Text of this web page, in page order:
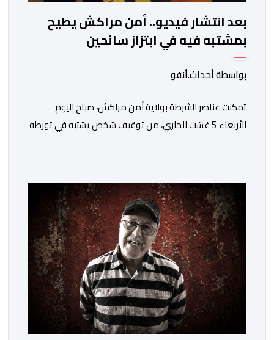
بعد انتشار فيديو.. أمن مراكش يطيح
بمشتبه فيه في ابتزاز سائحين
بواسطة أحداث.أنفو
تمكنت عناصر الشرطة بولاية أمن مراكش، صباح اليوم
الأربعاء 5 غشت الجاري، من توقيف شخص يشتبه في تورطه
بالمدينة العتيقة بمراكش، وطالبهما بمبلغ مالي غير مستحق
بدعوى ممارسة نشاط مرتبط بالإرشاد السياحي بدون رخصة،
وهي الأفعال الإجرامية التي […]